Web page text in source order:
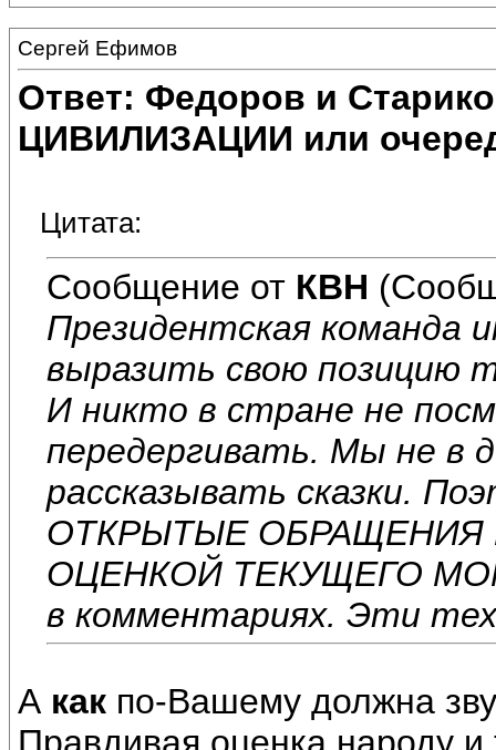
Сергей Ефимов
Ответ: Федоров и
ЦИВИЛИЗАЦИИ или
Цитата:
Сообщение от КВН
Президентская команда
выразить свою позицию
И никто в стране не
передергивать. Мы не в
рассказывать сказки.
ОТКРЫТЫЕ ОБРАЩЕНИЯ
ОЦЕНКОЙ ТЕКУЩЕГО
в комментариях. Эти
А как по-Вашему должна